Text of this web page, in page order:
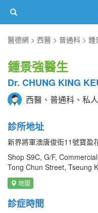
醫德網
西醫 普通科 鍾
鍾景強醫生
Dr. CHUNG KING
西醫、普通科、私
診所地址
新界將軍澳唐俊街11號寶盈
Shop S9C, G/F,
Tong Chun Street, Tseung
地圖
診症時間